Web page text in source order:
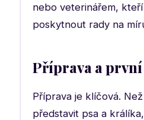
nebo veterinářem,
poskytnout rady na
Příprava a
Příprava je klíčová.
představit psa a